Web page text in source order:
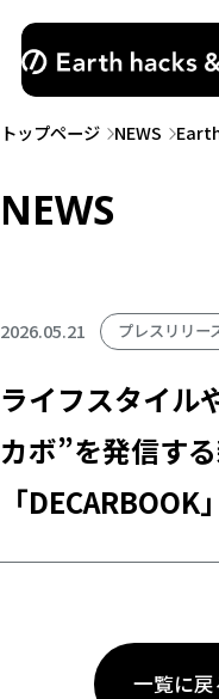
トップページ NEWS
NEWS
2026.05.21 プレスリリー
ライフスタイル
カボ”を発信す
「
一覧に戻